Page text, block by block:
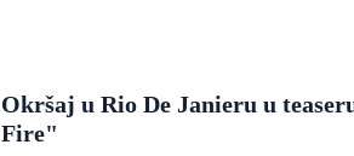
Okršaj u Rio De Janieru u
Fire"